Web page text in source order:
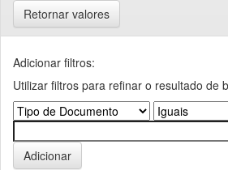
Retornar valores
Adicionar filtros:
Utilizar filtros para refinar o resultado de